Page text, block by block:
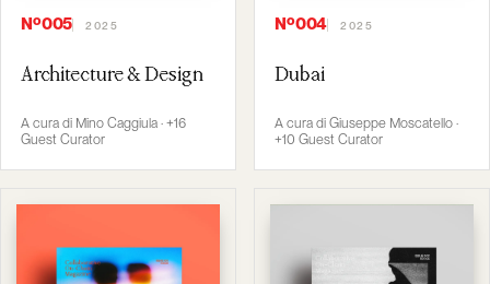
Nº005 2025
Architecture & Design
A cura di Mino Caggiula · +16
Guest Curator
Nº004 2025
Dubai
A cura di Giuseppe Moscatello ·
+10 Guest Curator